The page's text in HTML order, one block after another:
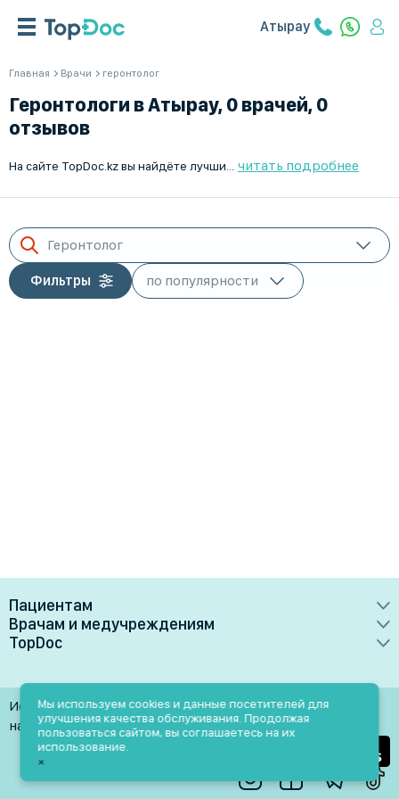
Атырау
Главная Врачи геронтолог
Геронтологи в Атырау, 0 врачей, 0
отзывов
читать подробнее
Геронтолог
Фильтры
Пациентам
Врачи
Клиники
Лаборатории
Услуги
Блог
Акции и скидки
Врачам и медучреждениям
Преимущества
Медучреждениям
Врачам
TopDoc
Контакты
Помощь
Использование материалов разрешено только при
наличии активной ссылки на источник
Мы используем cookies и данные посетителей для
улучшения качества обслуживания. Продолжая
пользоваться сайтом, вы соглашаетесь на их
использование.
×